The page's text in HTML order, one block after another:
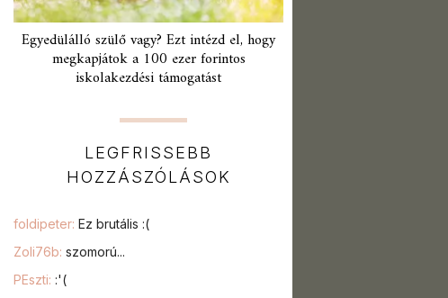
Egyedülálló szülő vagy? Ezt intézd el, hogy
megkapjátok a 100 ezer forintos
iskolakezdési támogatást
LEGFRISSEBB
HOZZÁSZÓLÁSOK
foldipeter: Ez brutális :(
Zoli76b: szomorú...
PEszti: :'(